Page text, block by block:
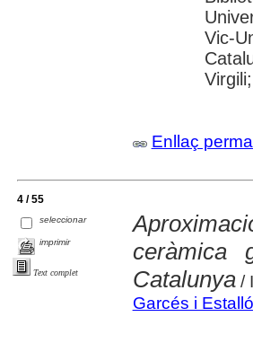
Vic-
Enllaç
4 / 55
seleccionar
imprimir
Text complet
ceràmica
Catalunya/
Garcés i